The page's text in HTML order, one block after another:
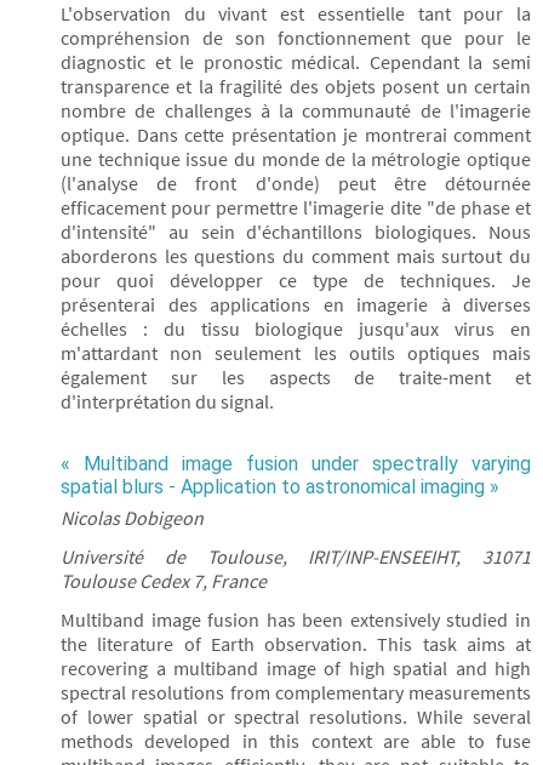
L'observation du vivant est essentielle tant pour la
compréhension de son fonctionnement que pour le
diagnostic et le pronostic médical. Cependant la semi
transparence et la fragilité des objets posent un certain
nombre de challenges à la communauté de l'imagerie
optique. Dans cette présentation je montrerai comment
une technique issue du monde de la métrologie optique
(l'analyse de front d'onde) peut être détournée
efficacement pour permettre l'imagerie dite "de phase et
d'intensité" au sein d'échantillons biologiques. Nous
aborderons les questions du comment mais surtout du
pour quoi développer ce type de techniques. Je
présenterai des applications en imagerie à diverses
échelles : du tissu biologique jusqu'aux virus en
m'attardant non seulement les outils optiques mais
également sur les aspects de traite-ment et
d'interprétation du signal.
« Multiband image fusion under spectrally varying
spatial blurs - Application to astronomical imaging »
Nicolas Dobigeon
Université de Toulouse, IRIT/INP-ENSEEIHT, 31071
Toulouse Cedex 7, France
Multiband image fusion has been extensively studied in
the literature of Earth observation. This task aims at
recovering a multiband image of high spatial and high
spectral resolutions from complementary measurements
of lower spatial or spectral resolutions. While several
methods developed in this context are able to fuse